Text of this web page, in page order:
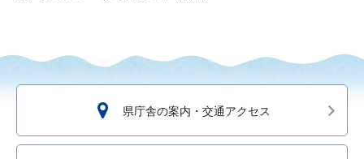
県庁舎の案内・交通アクセス